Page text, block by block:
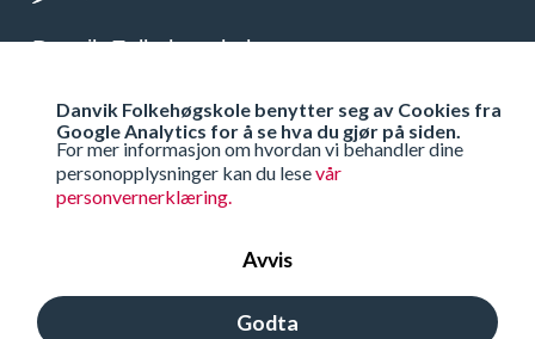
Danvik Folkehøgskole benytter seg av Cookies fra
Google Analytics for å se hva du gjør på siden.
For mer informasjon om hvordan vi behandler dine
personopplysninger kan du lesevår
personvernerklæring.
Avvis
Godta
Danvik Folkehøgskole
Org Nr: 971 538 333
Få veibeskrivelse
Ta kontakt
Designet og utviklet av Everyday